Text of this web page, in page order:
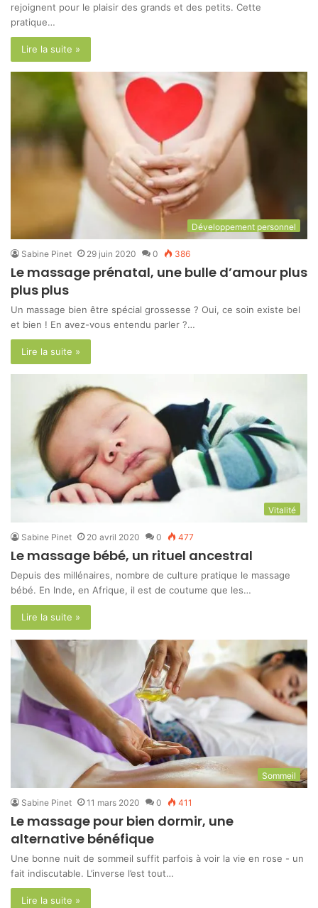
rejoignent pour le plaisir des grands et des petits. Cette
pratique…
Lire la suite »
Développement personnel
Sabine Pinet 29 juin 2020 0 386
Le massage prénatal, une bulle d’amour plus
plus plus
Un massage bien être spécial grossesse ? Oui, ce soin existe bel
et bien ! En avez-vous entendu parler ?…
Lire la suite »
Vitalité
Sabine Pinet 20 avril 2020 0 477
Le massage bébé, un rituel ancestral
Depuis des millénaires, nombre de culture pratique le massage
bébé. En Inde, en Afrique, il est de coutume que les…
Lire la suite »
Sommeil
Sabine Pinet 11 mars 2020 0 411
Le massage pour bien dormir, une
alternative bénéfique
Une bonne nuit de sommeil suffit parfois à voir la vie en rose - un
fait indiscutable. L’inverse l’est tout…
Lire la suite »